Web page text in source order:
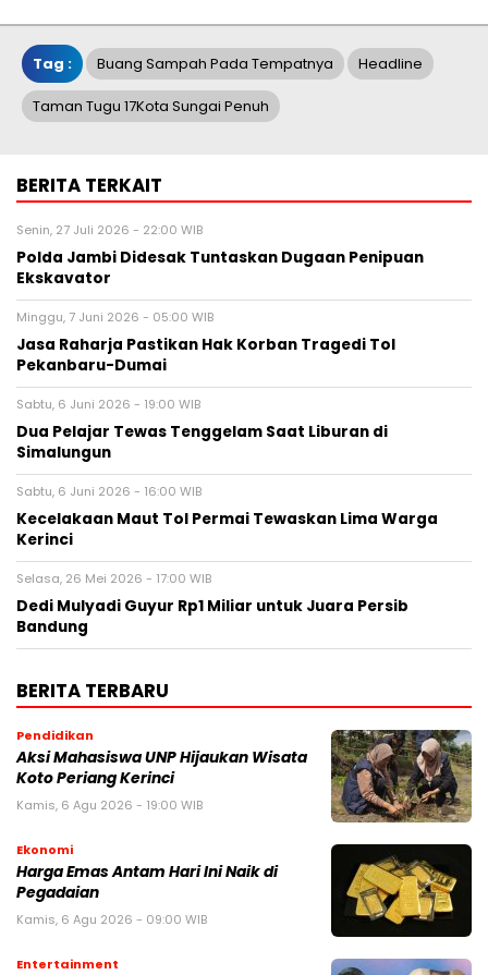
Tag : Buang Sampah Pada Tempatnya Headline
Taman Tugu 17Kota Sungai Penuh
BERITA TERKAIT
Senin, 27 Juli 2026 - 22:00 WIB
Polda Jambi Didesak Tuntaskan Dugaan Penipuan
Ekskavator
Minggu, 7 Juni 2026 - 05:00 WIB
Jasa Raharja Pastikan Hak Korban Tragedi Tol
Pekanbaru-Dumai
Sabtu, 6 Juni 2026 - 19:00 WIB
Dua Pelajar Tewas Tenggelam Saat Liburan di
Simalungun
Sabtu, 6 Juni 2026 - 16:00 WIB
Kecelakaan Maut Tol Permai Tewaskan Lima Warga
Kerinci
Selasa, 26 Mei 2026 - 17:00 WIB
Dedi Mulyadi Guyur Rp1 Miliar untuk Juara Persib
Bandung
BERITA TERBARU
Pendidikan
Aksi Mahasiswa UNP Hijaukan Wisata
Koto Periang Kerinci
Kamis, 6 Agu 2026 - 19:00 WIB
Ekonomi
Harga Emas Antam Hari Ini Naik di
Pegadaian
Kamis, 6 Agu 2026 - 09:00 WIB
Entertainment